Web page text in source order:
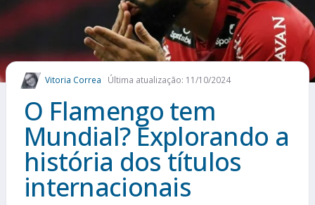
FUTEBOL INTERNACIONAL
COMO APOSTAR
MAIS ESPORTES
Vitoria Correa Última atualização: 11/10/2024
O Flamengo tem
Mundial? Explorando a
história dos títulos
internacionais